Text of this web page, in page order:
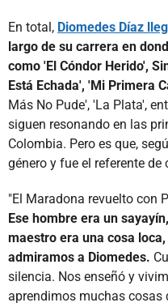
En total, Diomedes Díaz
largo de su carrera en
como 'El Cóndor Herido',
Está Echada', 'Mi Primera
Más No Pude', 'La Plata',
siguen resonando en las
Colombia. Pero es que,
género y fue el referente de
"El Maradona revuelto con
Ese hombre era un
maestro era una cosa
admiramos a Diomedes.
silencia. Nos enseñó y
aprendimos muchas